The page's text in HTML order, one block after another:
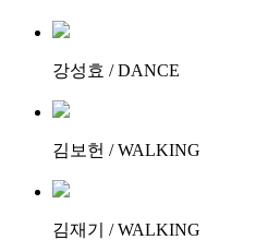
강성효 / DANCE
김보헌 / WALKING
김재기 / WALKING